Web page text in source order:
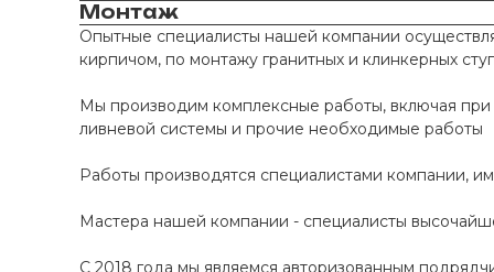
Монтаж
Опытные специалисты нашей компании
кирпичом, по монтажу гранитных и клинкерных
Мы производим комплексные работы, включая
ливневой системы и прочие необходимые работы
Работы производятся специалистами компании,
Мастера нашей компании - специалисты
С 2018 года мы являемся авторизованным